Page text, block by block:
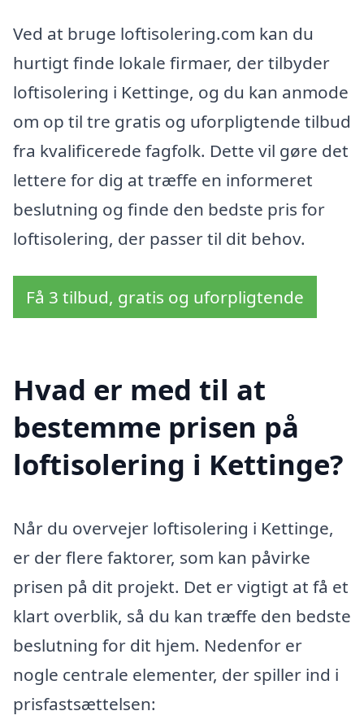
Ved at bruge loftisolering.com kan du
hurtigt finde lokale firmaer, der tilbyder
loftisolering i Kettinge, og du kan anmode
om op til tre gratis og uforpligtende tilbud
fra kvalificerede fagfolk. Dette vil gøre det
lettere for dig at træffe en informeret
beslutning og finde den bedste pris for
loftisolering, der passer til dit behov.
Få 3 tilbud, gratis og uforpligtende
Hvad er med til at
bestemme prisen på
loftisolering i Kettinge?
Når du overvejer loftisolering i Kettinge,
er der flere faktorer, som kan påvirke
prisen på dit projekt. Det er vigtigt at få et
klart overblik, så du kan træffe den bedste
beslutning for dit hjem. Nedenfor er
nogle centrale elementer, der spiller ind i
prisfastsættelsen: